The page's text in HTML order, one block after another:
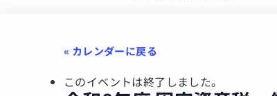
このイベントは終了しました。